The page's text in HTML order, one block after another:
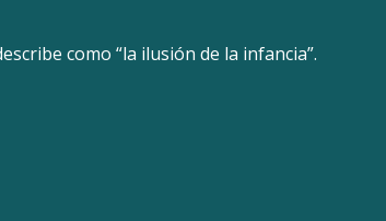
como “la ilusión de la infancia”.